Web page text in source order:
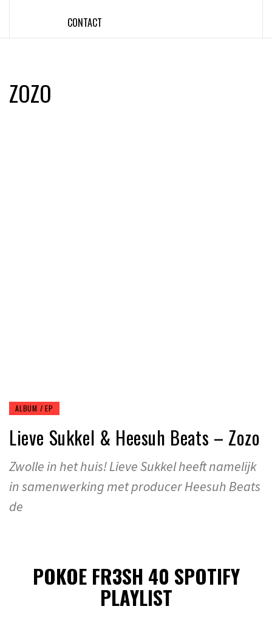
CONTACT
ZOZO
ALBUM / EP
Lieve Sukkel & Heesuh Beats – Zozo
Zwolle in het huis! Lieve Sukkel heeft namelijk
in samenwerking met producer Heesuh Beats
de
POKOE FR3SH 40 SPOTIFY
PLAYLIST